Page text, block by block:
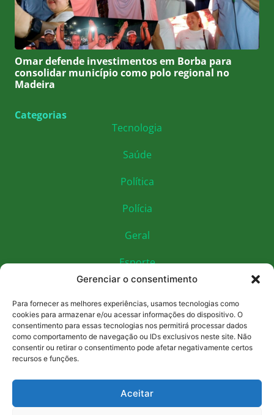
Gerenciar o consentimento
Para fornecer as melhores experiências, usamos tecnologias como
cookies para armazenar e/ou acessar informações do dispositivo. O
consentimento para essas tecnologias nos permitirá processar dados
como comportamento de navegação ou IDs exclusivos neste site. Não
consentir ou retirar o consentimento pode afetar negativamente certos
recursos e funções.
Aceitar
Omar defende investimentos em Borba para
consolidar município como polo regional no
Madeira
Categorias
Tecnologia
Saúde
Política
Polícia
Geral
Esporte
Economia
Cultura
Social e contatos
(92) 90000-0000